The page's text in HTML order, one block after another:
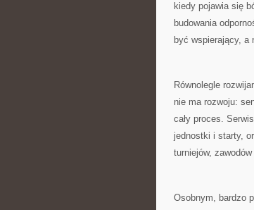
kiedy pojawia się
budowania
być wspierający, a
Równolegle
nie ma rozwoju:
cały proces.
jednostki i starty,
turniejów,
Osobnym, bardzo